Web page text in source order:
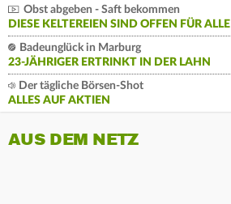
Obst abgeben - Saft bekommen
DIESE KELTEREIEN SIND OFFEN FÜR ALLE
Badeunglück in Marburg
23-JÄHRIGER ERTRINKT IN DER LAHN
Der tägliche Börsen-Shot
ALLES AUF AKTIEN
AUS DEM NETZ